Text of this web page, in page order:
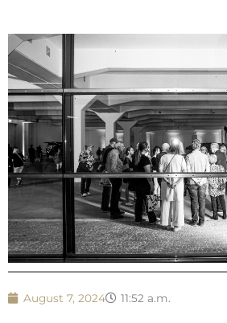
August 7, 2024 11:52 a.m.